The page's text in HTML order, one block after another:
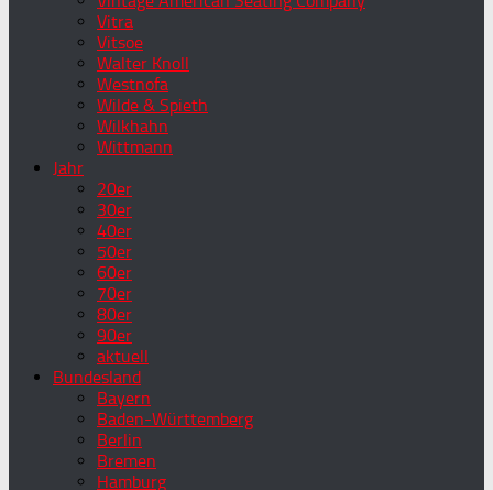
Vitra
Vitsoe
Walter Knoll
Westnofa
Wilde & Spieth
Wilkhahn
Wittmann
Jahr
20er
30er
40er
50er
60er
70er
80er
90er
aktuell
Bundesland
Bayern
Baden-Württemberg
Berlin
Bremen
Hamburg